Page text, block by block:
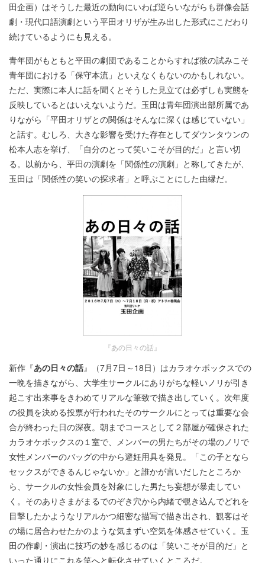
田企画）はそうした最近の動向にいわば逆らいながらも群像会話
劇・現代口語演劇という平田オリザが生み出した形式にこだわり
続けているようにも見える。
​青年団がもともと平田の劇団であることからすれば彼の試みこそ
青年団における「保守本流」といえなくもないのかもしれない。
ただ、実際に本人に話を聞くとそうした見立ては必ずしも実態を
反映しているとはいえないようだ。玉田は青年団演出部所属であ
りながら「平田オリザとの関係はそんなに深くは感じていない」
と話す。むしろ、大きな影響を受けた存在としてダウンタウンの
松本人志を挙げ、「自分のとって笑いこそが目的だ」と言い切
る。以前から、平田の演劇を「関係性の演劇」と称してきたが、
玉田は「関係性の笑いの探求者」と呼ぶことにした由縁だ。
『あの日々の話』
新作『あの日々の話』（7月7日～18日）はカラオケボックスでの
一晩を描きながら、大学生サークルにありがちな軽いノリが引き
起こす出来事をきわめてリアルな筆致で描き出していく。次年度
の役員を決める投票が行われたそのサークルにとっては重要な会
合が終わった日の深夜。朝までコースとして２部屋が確保された
カラオケボックスの１室で、メンバーの男たちがその場のノリで
女性メンバーのバッグの中から避妊用具を発見。「この子となら
セックスができるんじゃないか」と誰かが言いだしたところか
ら、サークルの女性会員を対象にした男たち妄想が暴走してい
く。そのありさまがまるでのぞき穴から内緒で覗き込んでどれを
目撃したかようなリアルかつ細密な描写で描き出され、観客はそ
の場に居合わせたかのような気まずい空気を体感させていく。玉
田の作劇・演出に技巧の妙を感じるのは「笑いこそが目的だ」と
いった通りにこれを笑へと転化させていくところだ。